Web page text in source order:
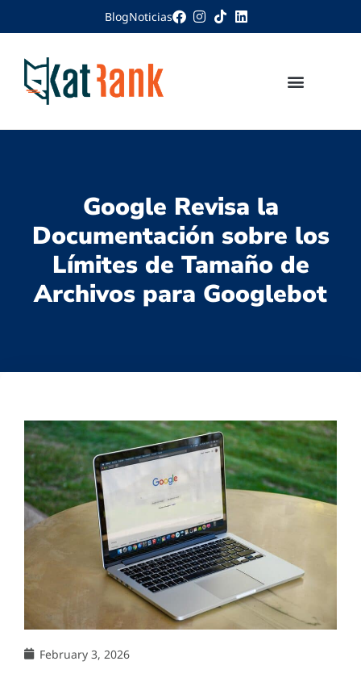
BlogNoticias
Google Revisa la
Documentación sobre los
Límites de Tamaño de
Archivos para Googlebot
February 3, 2026